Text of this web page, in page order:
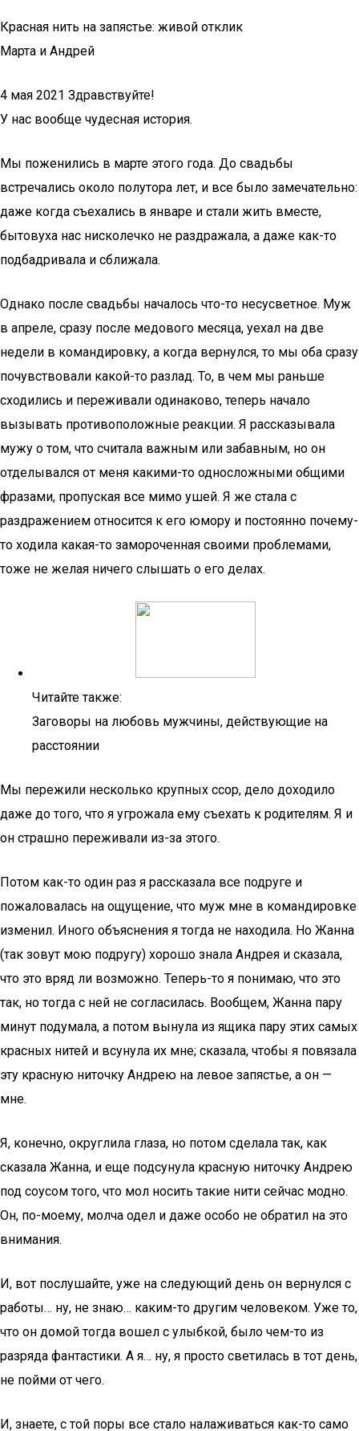
Красная нить на запястье: живой отклик
Марта и Андрей
4 мая 2021 Здравствуйте!
У нас вообще чудесная история.
Мы поженились в марте этого года. До свадьбы
встречались около полутора лет, и все было замечательно:
даже когда съехались в январе и стали жить вместе,
бытовуха нас нисколечко не раздражала, а даже как-то
подбадривала и сближала.
Однако после свадьбы началось что-то несусветное. Муж
в апреле, сразу после медового месяца, уехал на две
недели в командировку, а когда вернулся, то мы оба сразу
почувствовали какой-то разлад. То, в чем мы раньше
сходились и переживали одинаково, теперь начало
вызывать противоположные реакции. Я рассказывала
мужу о том, что считала важным или забавным, но он
отделывался от меня какими-то односложными общими
фразами, пропуская все мимо ушей. Я же стала с
раздражением относится к его юмору и постоянно почему-
то ходила какая-то замороченная своими проблемами,
тоже не желая ничего слышать о его делах.
Читайте также:
Заговоры на любовь мужчины, действующие на
расстоянии
Мы пережили несколько крупных ссор, дело доходило
даже до того, что я угрожала ему съехать к родителям. Я и
он страшно переживали из-за этого.
Потом как-то один раз я рассказала все подруге и
пожаловалась на ощущение, что муж мне в командировке
изменил. Иного объяснения я тогда не находила. Но Жанна
(так зовут мою подругу) хорошо знала Андрея и сказала,
что это вряд ли возможно. Теперь-то я понимаю, что это
так, но тогда с ней не согласилась. Вообщем, Жанна пару
минут подумала, а потом вынула из ящика пару этих самых
красных нитей и всунула их мне; сказала, чтобы я повязала
эту красную ниточку Андрею на левое запястье, а он —
мне.
Я, конечно, округлила глаза, но потом сделала так, как
сказала Жанна, и еще подсунула красную ниточку Андрею
под соусом того, что мол носить такие нити сейчас модно.
Он, по-моему, молча одел и даже особо не обратил на это
внимания.
И, вот послушайте, уже на следующий день он вернулся с
работы… ну, не знаю… каким-то другим человеком. Уже то,
что он домой тогда вошел с улыбкой, было чем-то из
разряда фантастики. А я… ну, я просто светилась в тот день,
не пойми от чего.
И, знаете, с той поры все стало налаживаться как-то само